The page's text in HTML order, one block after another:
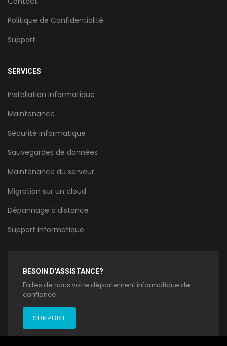
Politique de Confidentialité
Support
SERVICES
Installation informatique
Maintenance
Sécurité informatique
Sauvegardes de données
Maintenance du serveur
Migration sur un cloud
Dépannage à distance
Support informatique
BESOIN D'ASSISTANCE?
Faites de nous votre département informatique de
confiance.
SUPPORT